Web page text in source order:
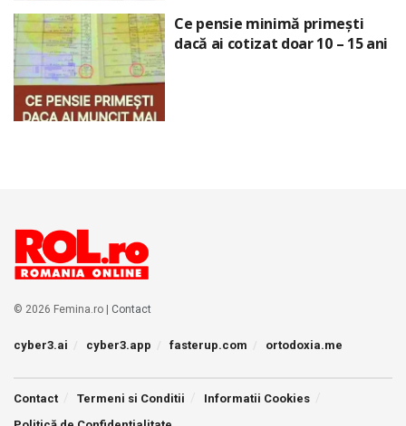
Ce pensie minimă primești
dacă ai cotizat doar 10 – 15 ani
© 2026 Femina.ro | Contact
cyber3.ai cyber3.app fasterup.com ortodoxia.me
Contact Termeni si Conditii
Informatii Cookies